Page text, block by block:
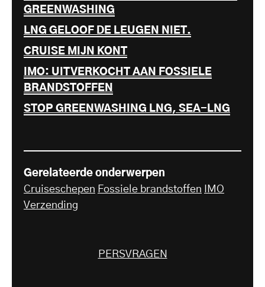
GREENWASHING
LNG GELOOF DE LEUGEN NIET.
CRUISE MIJN KONT
IMO: UITVERKOCHT AAN FOSSIELE
BRANDSTOFFEN
STOP GREENWASHING LNG, SEA-LNG
Gerelateerde onderwerpen
Cruiseschepen Fossiele brandstoffen
IMO
Verzending
PERSVRAGEN